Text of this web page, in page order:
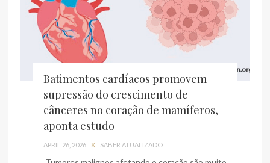
Batimentos cardíacos promovem
supressão do crescimento de
cânceres no coração de mamíferos,
aponta estudo
APRIL 26, 2026 X SABER ATUALIZADO